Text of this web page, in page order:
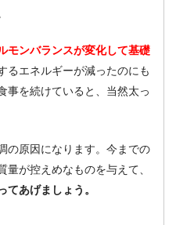
モンバランスが変化して基礎
るエネルギーが減ったのにも
事を続けていると、当然太っ
の原因になります。今までの
が控えめなものを与えて、
てあげましょう。